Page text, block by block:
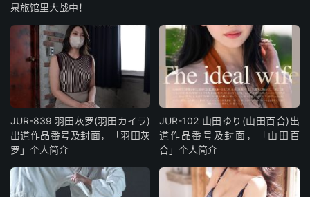
泉旅馆里大战中！
JUR-839 羽田灰罗(羽田カイラ)
出道作品番号及封面，「羽田灰
罗」个人简介
JUR-102 山田ゆり(山田百合)出
道作品番号及封面，「山田百
合」个人简介